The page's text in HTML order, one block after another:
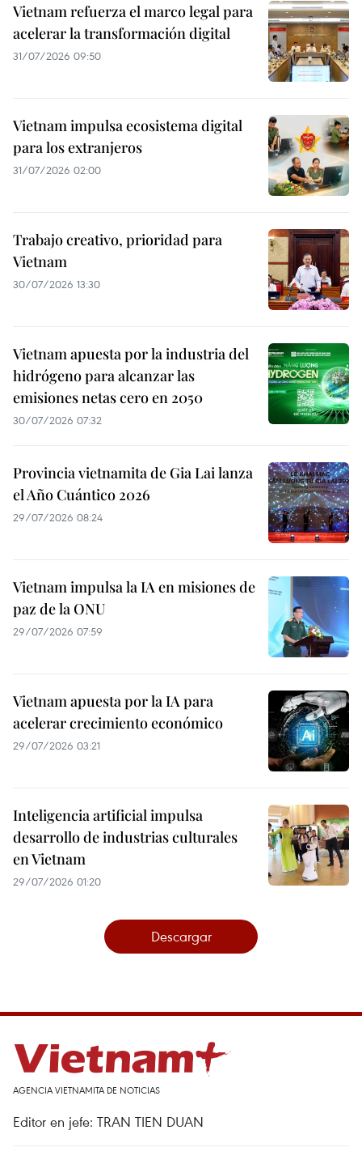
Vietnam refuerza el marco legal para
acelerar la transformación digital
31/07/2026 09:50
Vietnam impulsa ecosistema digital
para los extranjeros
31/07/2026 02:00
Trabajo creativo, prioridad para
Vietnam
30/07/2026 13:30
Vietnam apuesta por la industria del
hidrógeno para alcanzar las
emisiones netas cero en 2050
30/07/2026 07:32
Provincia vietnamita de Gia Lai lanza
el Año Cuántico 2026
29/07/2026 08:24
Vietnam impulsa la IA en misiones de
paz de la ONU
29/07/2026 07:59
Vietnam apuesta por la IA para
acelerar crecimiento económico
29/07/2026 03:21
Inteligencia artificial impulsa
desarrollo de industrias culturales
en Vietnam
29/07/2026 01:20
Descargar
AGENCIA VIETNAMITA DE NOTICIAS
Editor en jefe: TRAN TIEN DUAN